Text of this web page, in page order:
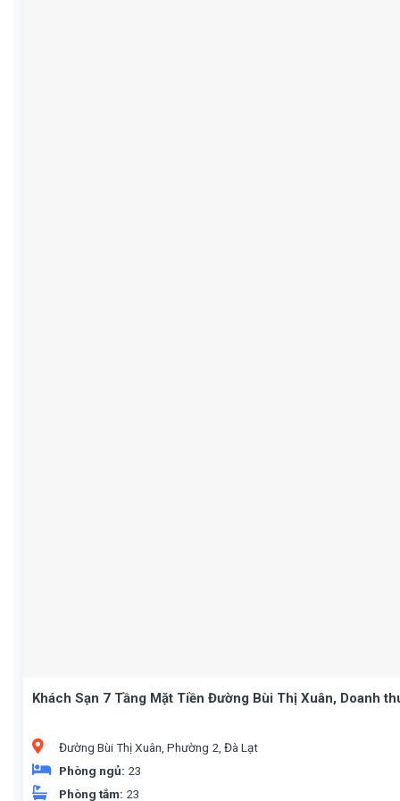
Khách Sạn 7 Tầng Mặt Tiền Đường Bùi Thị Xuân, Doanh
Đường Bùi Thị Xuân, Phường 2, Đà Lạt
Phòng ngủ: 23
Phòng tắm: 23